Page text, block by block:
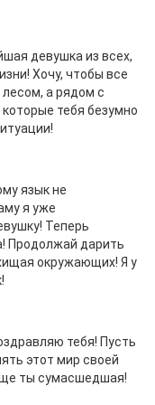
девушка из всех,
Хочу, чтобы все
а рядом с
тебя безумно
язык не
я уже
Теперь
Продолжай дарить
окружающих! Я у
тебя! Пусть
этот мир своей
ты сумасшедшая!